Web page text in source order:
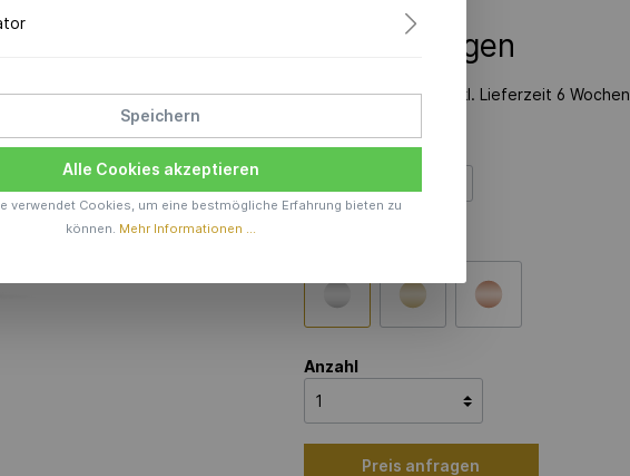
Preis anfragen
Produktionszeit inkl. Lieferzeit 6 Wochen
Material
Anzahl
Preis anfragen
Speichern
Alle Cookies akzeptieren
verwendet Cookies, um eine bestmögliche Erfahrung bieten zu
können. Mehr Informationen ...